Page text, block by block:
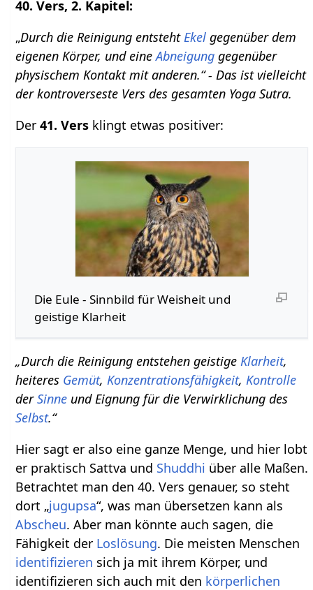
40. Vers, 2. Kapitel:
„Durch die Reinigung entsteht Ekel gegenüber dem
eigenen Körper, und eineAbneigung gegenüber
physischem Kontakt mit anderen.“ - Das ist vielleicht
der kontroverseste Vers des gesamten Yoga Sutra.
Der41. Vers klingt etwas positiver:
Die Eule - Sinnbild für Weisheit und
geistige Klarheit
„Durch die Reinigung entstehen geistigeKlarheit,
heiteres Gemüt,Konzentrationsfähigkeit,Kontrolle
derSinne und Eignung für die Verwirklichung des
Selbst.“
Hier sagt er also eine ganze Menge, und hier lobt
er praktisch Sattva und Shuddhi über alle Maßen.
Betrachtet man den 40. Vers genauer, so steht
dort „jugupsa“, was man übersetzen kann als
Abscheu. Aber man könnte auch sagen, die
Fähigkeit der Loslösung. Die meisten Menschen
identifizieren sich ja mit ihrem Körper, und
identifizieren sich auch mit den körperlichen